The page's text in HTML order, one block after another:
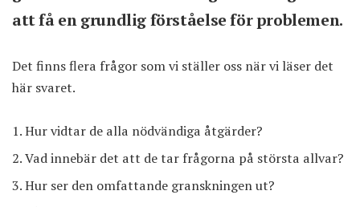
att få en grundlig förståelse för problemen.
Det finns flera frågor som vi ställer oss när vi läser det
här svaret.
Hur vidtar de alla nödvändiga åtgärder?
Vad innebär det att de tar frågorna på största allvar?
Hur ser den omfattande granskningen ut?